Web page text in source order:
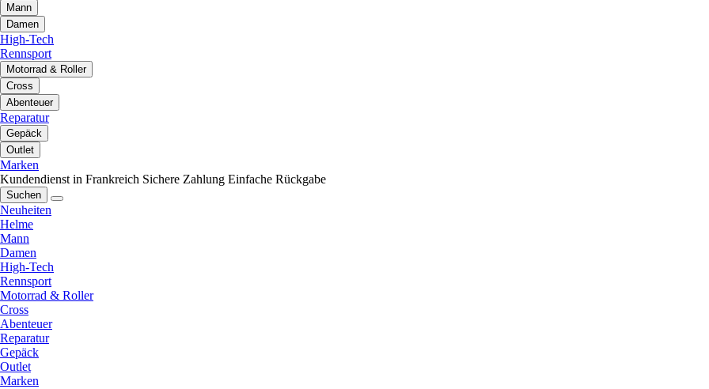
Mann
Damen
High-Tech
Rennsport
Motorrad & Roller
Cross
Abenteuer
Reparatur
Gepäck
Outlet
Marken
Kundendienst in Frankreich Sichere Zahlung Einfache Rückgabe
Suchen
Neuheiten
Helme
Mann
Damen
High-Tech
Rennsport
Motorrad & Roller
Cross
Abenteuer
Reparatur
Gepäck
Outlet
Marken